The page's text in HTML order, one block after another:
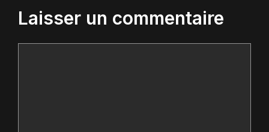
Laisser un commentaire